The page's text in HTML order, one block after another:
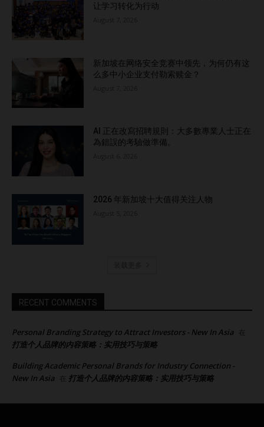
让学习转化为行动
新加坡在网络安全竞赛中领先，为何仍有这
么多中小企业支付勒索赎金？
AI 正在改寫招聘規則：大多數專業人士正在
為錯誤的考驗做準備。
2026 年新加坡十大值得关注人物
RECENT COMMENTS
Personal Branding Strategy to Attract Investors - New In Asia 在
打造个人品牌的内容策略：实用技巧与策略
Building Academic Personal Brands for Industry Connection -
New In Asia
在 打造个人品牌的内容策略：实用技巧与策略